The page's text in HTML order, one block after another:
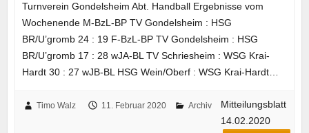
Turnverein Gondelsheim Abt. Handball Ergebnisse vom
Wochenende M-BzL-BP TV Gondelsheim : HSG
BR/U’gromb 24 : 19 F-BzL-BP TV Gondelsheim : HSG
BR/U’gromb 17 : 28 wJA-BL TV Schriesheim : WSG Krai-
Hardt 30 : 27 wJB-BL HSG Wein/Oberf : WSG Krai-Hardt…
Timo Walz 11. Februar 2020 Archiv
Mitteilungsblatt
14.02.2020